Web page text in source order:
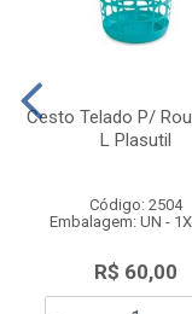
Cesto Telado P/
L Plasutil
Código: 2504
Embalagem: UN -
R$ 60,00